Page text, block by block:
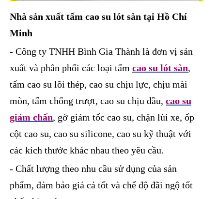
Nhà sản xuất tấm cao su lót sàn tại Hồ Chí
Minh
- Công ty TNHH Bình Gia Thành là đơn vị sản
xuất và phân phối các loại tấm cao su lót sàn,
tấm cao su lõi thép, cao su chịu lực, chịu mài
mòn, tấm chống trượt, cao su chịu dầu, cao su
giảm chấn, gờ giảm tốc cao su, chặn lùi xe, ốp
cột cao su, cao su silicone, cao su kỹ thuật với
các kích thước khác nhau theo yêu cầu.
- Chất lượng theo nhu cầu sử dụng của sản
phẩm, đảm bảo giá cả tốt và chế độ đãi ngộ tốt